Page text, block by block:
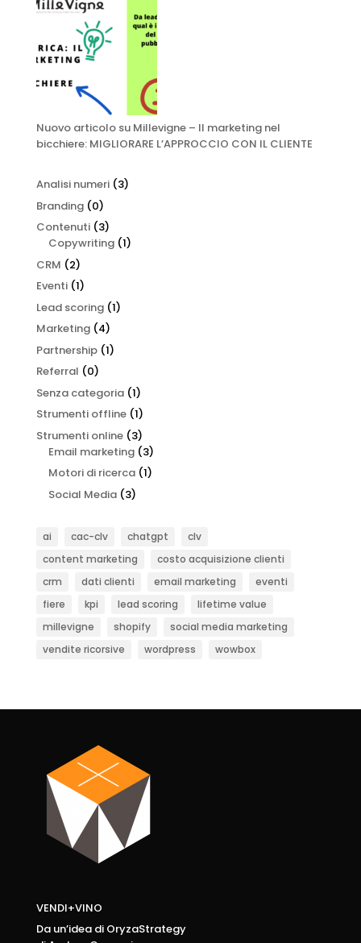
Nuovo articolo su Millevigne – Il marketing nel
bicchiere: MIGLIORARE L’APPROCCIO CON IL CLIENTE
Analisi numeri(3)
Branding(0)
Contenuti(3)
Copywriting(1)
CRM (2)
Eventi(1)
Lead scoring(1)
Marketing(4)
Partnership(1)
Referral (0)
Senza categoria(1)
Strumenti offline(1)
Strumenti online(3)
Email marketing(3)
Motori di ricerca(1)
Social Media(3)
ai cac-clv chatgpt
clv
content marketing
costo acquisizione clienti
crm
dati clienti email marketing
eventi
fiere
kpi lead scoring
lifetime value
millevigne
shopify
social media marketing
vendite ricorsive
wordpress wowbox
VENDI+VINO
Da un’idea di OryzaStrategy